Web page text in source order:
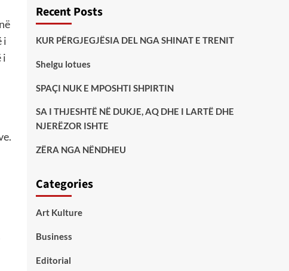
i
i
Recent Posts
KUR PËRGJEGJËSIA DEL NGA SHINAT E TRENIT
Shelgu lotues
SPAÇI NUK E MPOSHTI SHPIRTIN
SA I THJESHTË NË DUKJE, AQ DHE I LARTË DHE
NJERËZOR ISHTE
ZËRA NGA NËNDHEU
Categories
Art Kulture
Business
Editorial